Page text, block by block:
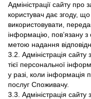
Адміністрації сайту про
користувач дає згоду,
використовувати,
інформацію, пов’язану
метою надання
3.2. Адміністрація сайту
тієї персональної
у разі, коли
послуг Споживачу.
3.3. Адміністрація сайту